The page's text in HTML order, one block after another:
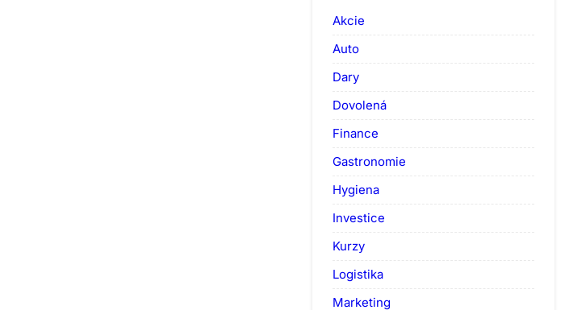
Akcie
Auto
Dary
Dovolená
Finance
Gastronomie
Hygiena
Investice
Kurzy
Logistika
Marketing